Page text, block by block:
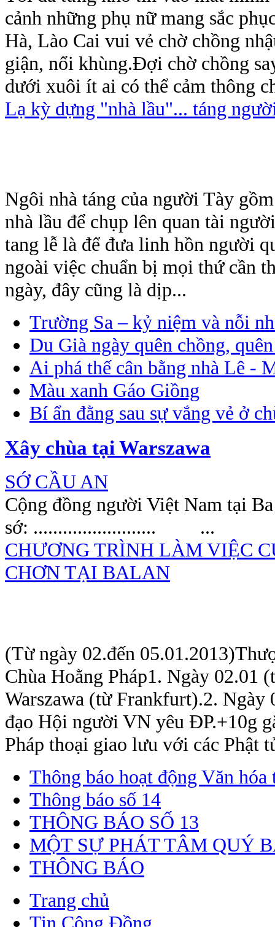
cảnh những phụ nữ mang sắc
Hà, Lào Cai vui vẻ chờ chồng
giận, nổi khùng.Đợi chờ chồng
dưới xuôi ít ai có thể cảm thông
Lạ kỳ dựng "nhà lầu"... táng
Ngôi nhà táng của người Tày
nhà lầu để chụp lên quan tài
tang lễ là để đưa linh hồn người
ngoài việc chuẩn bị mọi thứ cần
ngày, đây cũng là dịp...
Trường Sa – kỷ niệm và nỗi
Du Già ngày quên chồng,
Ai phá thế cân bằng nhà Lê -
Màu xanh Gáo Giồng
Bí ẩn đằng sau sự vắng vẻ ở
Xây chùa tại Warszawa
SỚ CẦU AN
Cộng đồng người Việt
sớ: ......................... ...
CHƯƠNG TRÌNH LÀM VIỆC
CHƠN TẠI BALAN
(Từ ngày 02.đến
Chùa Hoằng Pháp1. Ngày 02.01
Warszawa (từ Frankfurt).2. Ngày
đạo Hội người VN yêu ĐP.+10g
Pháp thoại giao lưu với các Phật
Thông báo hoạt động Văn
Thông báo số 14
THÔNG BÁO SỐ 13
MỘT SỰ PHÁT TÂM QUÝ
THÔNG BÁO
Trang chủ